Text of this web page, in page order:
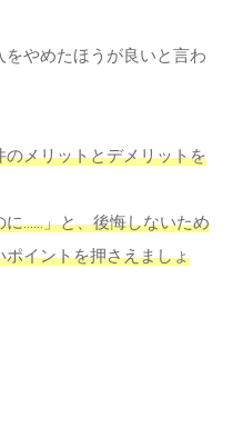
やめたほうが良いと言わ
メリットとデメリットを
……」と、後悔しないため
イントを押さえましょ